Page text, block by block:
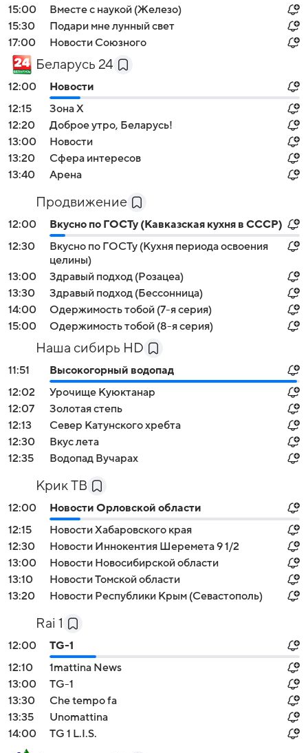
15:00
Вместе с наукой (Железо)
15:30
Подари мне лунный свет
17:00
Новости Союзного
Беларусь 24
12:00
Новости
12:15
Зона Х
12:20
Доброе утро, Беларусь!
13:00
Новости
13:20
Сфера интересов
13:40
Арена
Продвижение
12:00
Вкусно по ГОСТу (Кавказская кухня в СССР)
12:30
Вкусно по ГОСТу (Кухня периода освоения
целины)
13:00
Здравый подход (Розацеа)
13:30
Здравый подход (Бессонница)
14:00
Одержимость тобой (7-я серия)
15:00
Одержимость тобой (8-я серия)
Наша сибирь HD
11:51
Высокогорный водопад
12:02
Урочище Куюктанар
12:07
Золотая степь
12:13
Север Катунского хребта
12:30
Вкус лета
12:35
Водопад Вучарах
Крик ТВ
12:00
Новости Орловской области
12:15
Новости Хабаровского края
12:30
Новости Иннокентия Шеремета 9 1/2
13:00
Новости Новосибирской области
13:10
Новости Томской области
13:20
Новости Республики Крым (Севастополь)
Rai 1
12:00
TG-1
12:10
1mattina News
13:00
TG-1
13:30
Che tempo fa
13:35
Unomattina
14:00
TG 1 L.I.S.